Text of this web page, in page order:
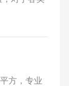
方，专业